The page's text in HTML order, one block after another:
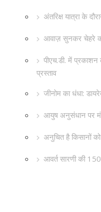
अंतरिक्ष यात्रा के
आवाज़ सुनकर चेहरे
पीएच.डी. में प्रकाशन
प्रस्ताव
जीनोम का धंधा:
आयुष अनुसंधान पर
अनुचित है किसानों
आवर्त सारणी की